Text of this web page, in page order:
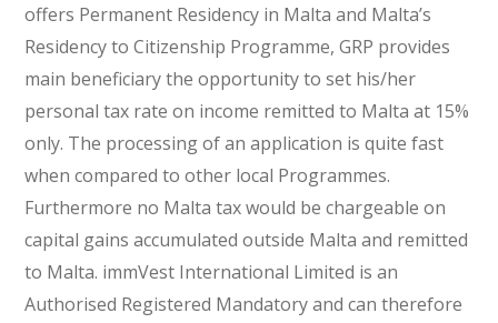
offers Permanent Residency in Malta and Malta’s
Residency to Citizenship Programme, GRP provides
main beneficiary the opportunity to set his/her
personal tax rate on income remitted to Malta at 15%
only. The processing of an application is quite fast
when compared to other local Programmes.
Furthermore no Malta tax would be chargeable on
capital gains accumulated outside Malta and remitted
to Malta. immVest International Limited is an
Authorised Registered Mandatory and can therefore